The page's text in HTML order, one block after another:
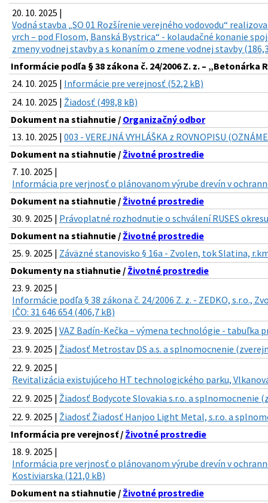
20. 10. 2025 |
Vodná stavba „SO 01 Rozšírenie verejného vodovodu“
vrch – pod Flosom, Banská Bystrica“ - kolaudačné konanie
zmeny vodnej stavby a s konaním o zmene vodnej stavby
Informácie podľa § 38 zákona č. 24/2006 Z. z. – „Betonárka
24. 10. 2025 | Informácie pre verejnosť (52,2 kB)
24. 10. 2025 | Žiadosť (498,8 kB)
Dokument na stiahnutie / Organizačný odbor
13. 10. 2025 | 003 - VEREJNÁ VYHLÁŠKA z ROVNOPISU
Dokument na stiahnutie / Životné prostredie
7. 10. 2025 |
Informácia pre verjnosť o plánovanom výrube drevín v
Dokument na stiahnutie / Životné prostredie
30. 9. 2025 | Právoplatné rozhodnutie o schválení RUSES
Dokument na stiahnutie / Životné prostredie
25. 9. 2025 | Záväzné stanovisko § 16a - Zvolen, tok Slatina,
Dokumenty na stiahnutie / Životné prostredie
23. 9. 2025 |
Informácie podľa § 38 zákona č. 24/2006 Z. z. - ZEDKO, s.r.o.,
IČO: 31 646 654 (406,7 kB)
23. 9. 2025 | VAZ Badín-Kečka – výmena technológie - tabuľka
23. 9. 2025 | Žiadosť Metrostav DS a.s. a splnomocnenie
22. 9. 2025 |
Revitalizácia existujúceho HT technologického parku,
22. 9. 2025 | Žiadosť Bodycote Slovakia s.r.o. a splnomocnenie
22. 9. 2025 | Žiadosť Žiadosť Hanjoo Light Metal, s.r.o. a
Informácia pre verejnosť / Životné prostredie
18. 9. 2025 |
Informácia pre verjnosť o plánovanom výrube drevín v
Kostiviarska (121,0 kB)
Dokument na stiahnutie / Životné prostredie